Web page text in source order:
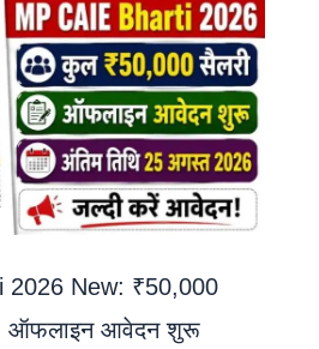
2026 New: ₹50,000
ऑफलाइन आवेदन शुरू